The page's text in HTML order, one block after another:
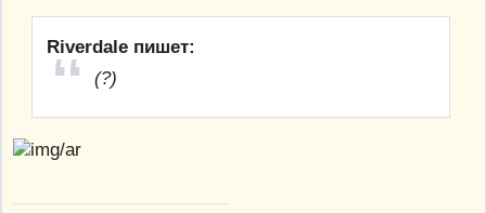
Riverdale пишет:
(?)